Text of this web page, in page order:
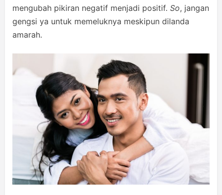
mengubah pikiran negatif menjadi positif. So, jangan
gengsi ya untuk memeluknya meskipun dilanda
amarah.